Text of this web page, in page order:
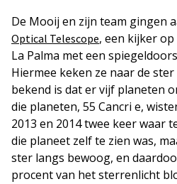
De Mooij en zijn team gingen
Optical Telescope, een kijker
La Palma met een
Hiermee keken ze naar de
bekend is dat er vijf planeten
die planeten, 55 Cancri e,
2013 en 2014 twee keer waar
die planeet zelf te zien was,
ster langs bewoog, en
procent van het sterrenlicht